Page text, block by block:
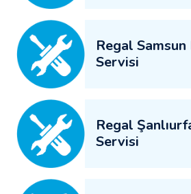
Regal
Servisi
Regal
Servisi